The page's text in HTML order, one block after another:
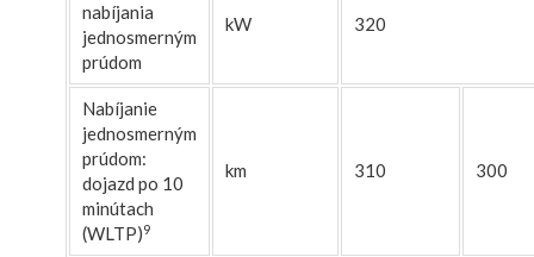
nabíjania
jednosmerným
prúdom
kW 320
Nabíjanie
jednosmerným
prúdom:
dojazd po 10
minútach
(WLTP)9
km 310 300